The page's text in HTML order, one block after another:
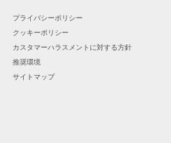
プライバシーポリシー
クッキーポリシー
カスタマーハラスメントに対する方針
推奨環境
サイトマップ